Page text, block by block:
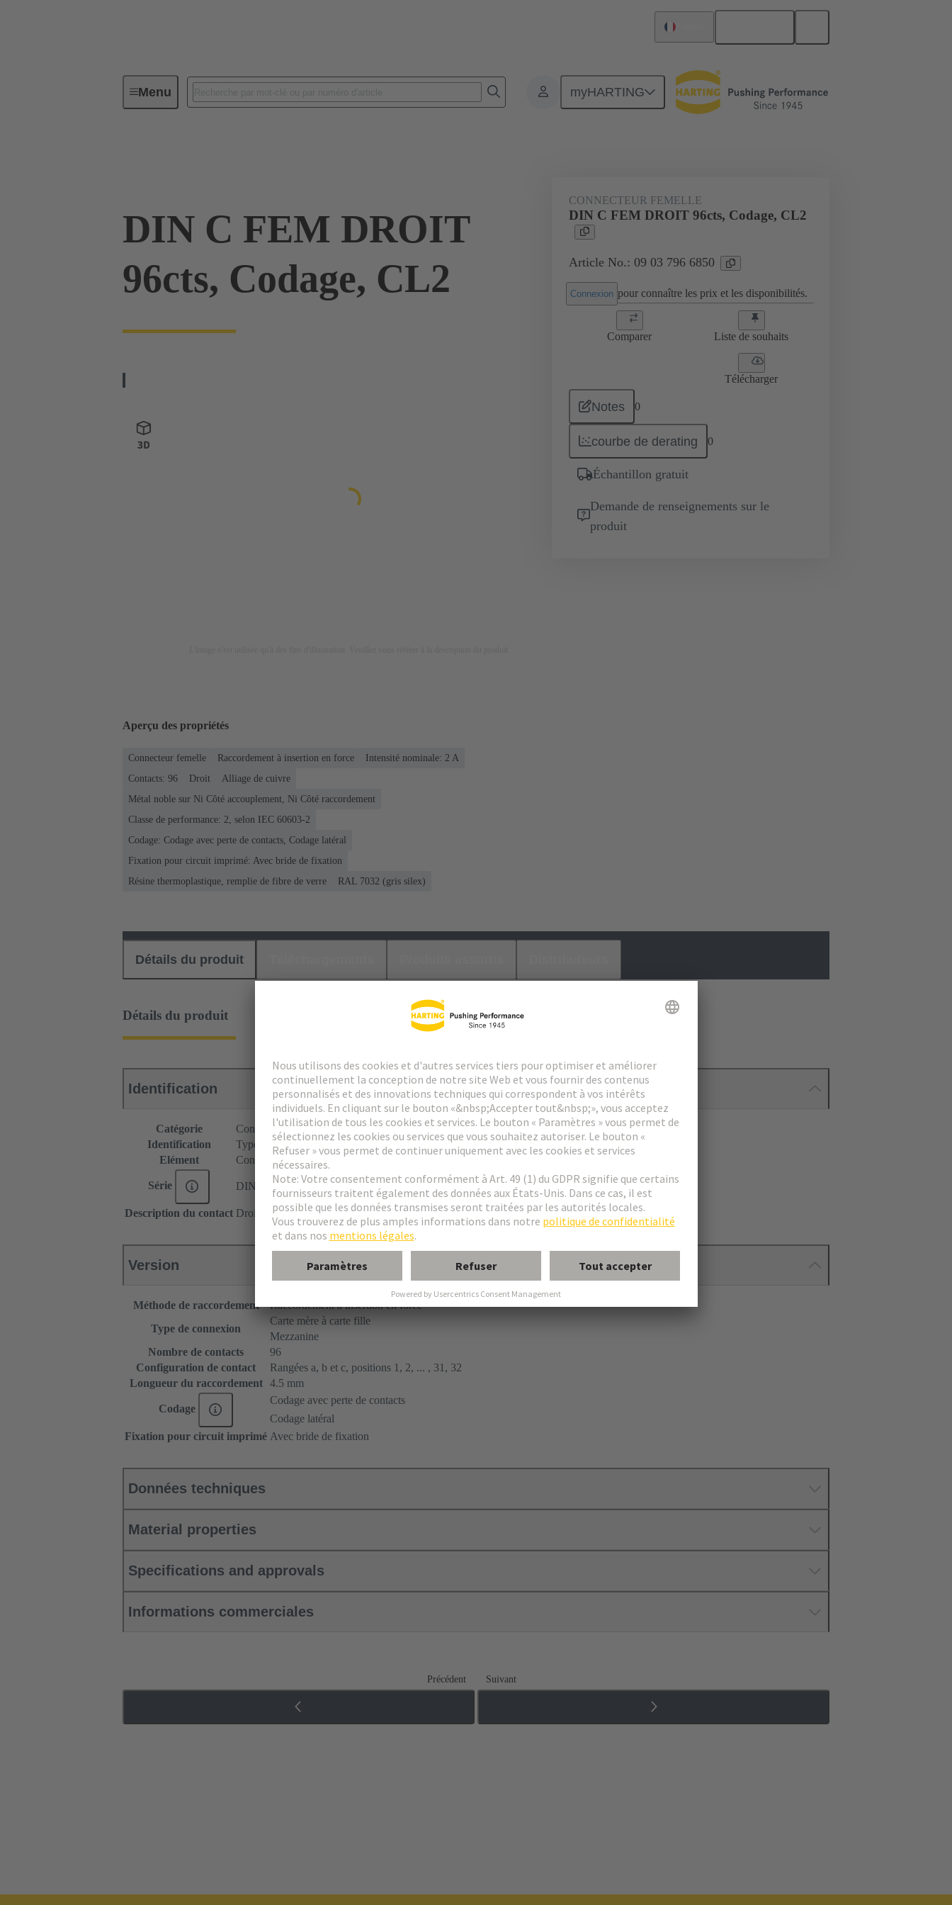
Menu myHARTING
Connectivité d'Equipements Connecteurs carte à carte Produits Raccordement carte mère à carte fille
DIN C FEM DROIT
96cts, Codage, CL2
CONNECTEUR FEMELLE
DIN C FEM DROIT 96cts, Codage, CL2
Article No.: 09 03 796 6850
Connexion pour connaître les prix et les disponibilités.
Comparer Liste de souhaits
Télécharger
Notes 0
courbe de derating 0
Échantillon gratuit
Demande de renseignements sur le
produit
Aperçu des propriétés
Connecteur femelle Raccordement à insertion en force
Intensité nominale: ‌2 A
Contacts: 96
Droit
Alliage de cuivre
Métal noble sur Ni Côté accouplement, Ni Côté raccordement
Classe de performance: 2, selon IEC 60603-2
Codage: Codage avec perte de contacts, Codage latéral
Fixation pour circuit imprimé: Avec bride de fixation
Résine thermoplastique, remplie de fibre de verre
RAL 7032 (gris silex)
Détails du produit
Détails du produit
Identification
Catégorie
Connecteurs
Identification
Type C
Elément
Connecteur femelle
Série DIN 41612
Description du contact Droit
Version
Méthode de raccordement
Raccordement à insertion en force
Type de connexion
Carte mère à carte fille
Mezzanine
Nombre de contacts
96
Configuration de contact
Rangées a, b et c, positions 1, 2, ... , 31, 32
Longueur du raccordement
4.5 mm
Codage
Codage avec perte de contacts
Codage latéral
Fixation pour circuit imprimé Avec bride de fixation
Données techniques
Material properties
Specifications and approvals
Informations commerciales
Précédent Suivant